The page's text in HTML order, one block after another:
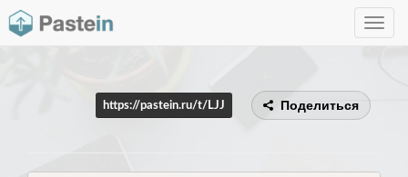
Toggle
https://pastein.ru/t/LJJ Поделиться